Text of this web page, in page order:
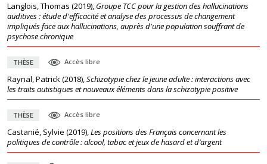
Langlois, Thomas (2019), Groupe TCC pour la gestion des hallucinations
auditives : étude d'efficacité et analyse des processus de changement
impliqués face aux hallucinations, auprès d'une population souffrant de
psychose chronique
THÈSE Accès libre
Raynal, Patrick(2018),Schizotypie chez le jeune adulte : interactions avec
les traits autistiques et nouveaux éléments dans la schizotypie positive
THÈSE Accès libre
Castanié, Sylvie (2019),Les positions des Français concernant les
politiques de contrôle : alcool, tabac et jeux de hasard et d’argent